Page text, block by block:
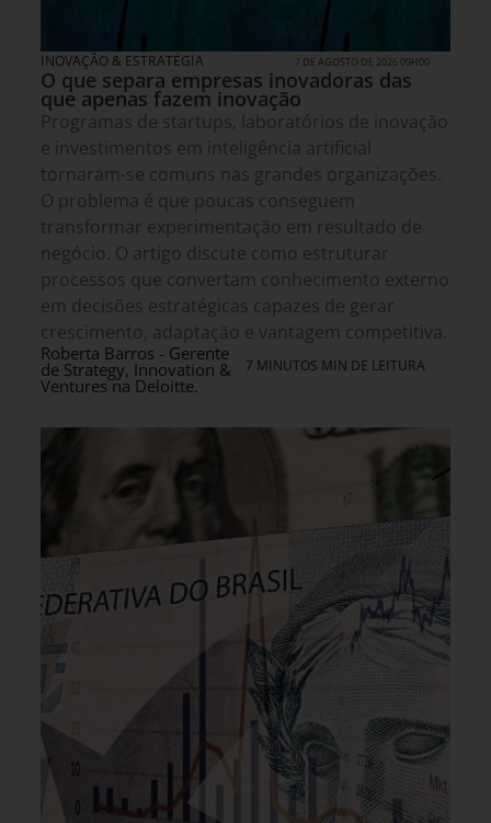
INOVAÇÃO & ESTRATÉGIA 7 DE AGOSTO DE 2026 09H00
O que separa empresas inovadoras das
que apenas fazem inovação
Programas de startups, laboratórios de inovação
e investimentos em inteligência artificial
tornaram-se comuns nas grandes organizações.
O problema é que poucas conseguem
transformar experimentação em resultado de
negócio. O artigo discute como estruturar
processos que convertam conhecimento externo
em decisões estratégicas capazes de gerar
crescimento, adaptação e vantagem competitiva.
Roberta Barros - Gerente
de Strategy, Innovation &
Ventures na Deloitte.
7 MINUTOS MIN DE LEITURA